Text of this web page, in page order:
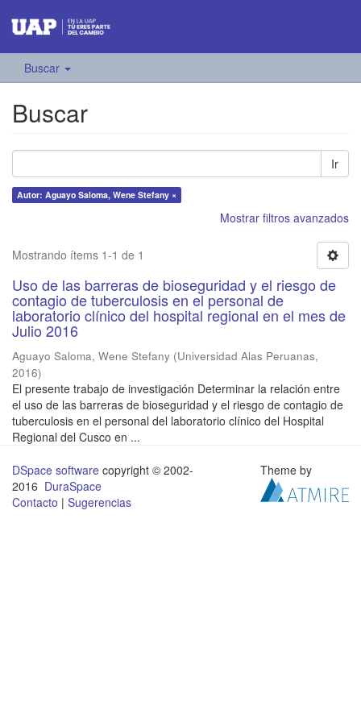
Buscar
Buscar
Ir
Autor: Aguayo Saloma, Wene Stefany ×
Mostrar filtros avanzados
Mostrando ítems 1-1 de 1
Uso de las barreras de bioseguridad y el riesgo de
contagio de tuberculosis en el personal de
laboratorio clínico del hospital regional en el mes de
Julio 2016
Aguayo Saloma, Wene Stefany (Universidad Alas Peruanas,
2016)
El presente trabajo de investigación Determinar la relación entre
el uso de las barreras de bioseguridad y el riesgo de contagio de
tuberculosis en el personal del laboratorio clínico del Hospital
Regional del Cusco en ...
DSpace software copyright © 2002-
2016 DuraSpace
Contacto | Sugerencias
Theme by